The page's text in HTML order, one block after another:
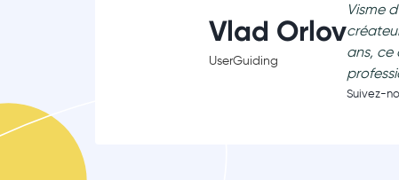
Vlad Orlov
UserGuiding
Visme
ans, ce
Suivez-